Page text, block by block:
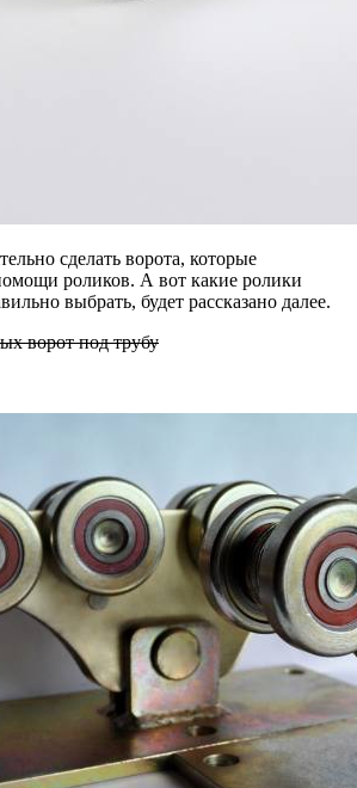
сделать ворота, которые
роликов. А вот какие ролики
выбрать, будет рассказано далее.
ворот под трубу